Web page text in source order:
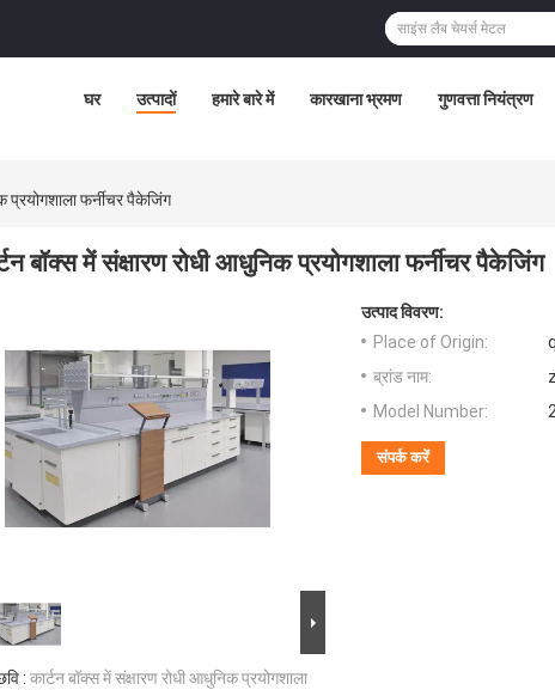
घर उत्पादों हमारे बारे में कारखाना भ्रमण गुणवत्ता नियंत्रण
प्रयोगशाला फर्नीचर पैकेजिंग
बॉक्स में संक्षारण रोधी आधुनिक प्रयोगशाला फर्नीचर पैकेजिंग
: कार्टन बॉक्स में संक्षारण रोधी आधुनिक प्रयोगशाला
उत्पाद विवरण:
Place of Origin:
ब्रांड नाम:
Model Number:
संपर्क करें